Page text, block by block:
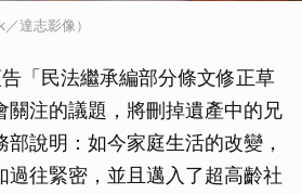
達志影像）
「民法繼承編部分條文修正草
關注的議題，將刪掉遺產中的兄
部說明：如今家庭生活的改變，
過往緊密，並且邁入了超高齡社